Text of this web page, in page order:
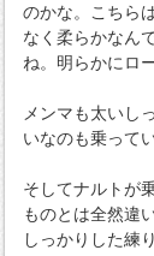
のかな。こちら
なく柔らかなん
ね。明らかにロ
メンマも太いし
いなのも乗って
そしてナルトが
ものとは全然違
しっかりした練